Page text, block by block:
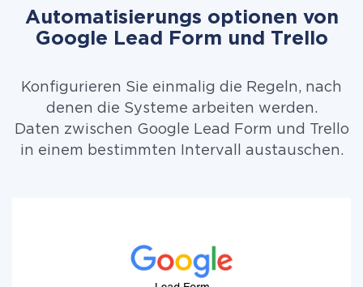
Automatisierungs optionen von
Google Lead Form und Trello
Konfigurieren Sie einmalig die Regeln, nach
denen die Systeme arbeiten werden.
Daten zwischen Google Lead Form und Trello
in einem bestimmten Intervall austauschen.